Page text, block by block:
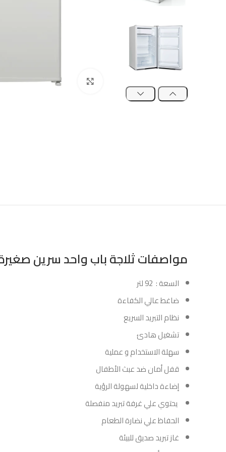
Click to enlarge
مواصفات ثلاجة باب واحد سرين صغيرة 3.2 قدم
السعة : 92 لتر
ضاغط عالي الكفاءة
نظام التبريد السريع
تشغيل هادئ
سهلة الاستخدام و عملية
قفل أمان ضد عبث الأطفال
إضاءة داخلية لسهولة الرؤية
يحتوي علي غرفة تبريد منفصلة
الحفاظ علي نضارة الطعام
غاز تبريد صديق للبيئة